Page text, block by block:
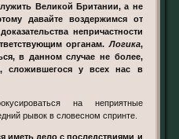
Великой Британии, а не
давайте воздержимся от
непричастности
органам.Логика,
в данном случае не более,
сложившегося у всех нас в
рывок в словесном спринте.